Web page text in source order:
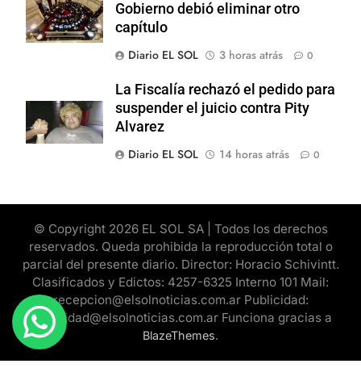
Gobierno debió eliminar otro
capítulo
Diario EL SOL
3 horas atrás 0
La Fiscalía rechazó el pedido para
suspender el juicio contra Pity
Alvarez
Diario EL SOL
14 horas atrás 0
© Copyright 2026 EL SOL SA | Todos los derechos
reservados. Queda prohibida la reproducción total o
parcial del presente diario. Director: Horacio Schivintt.
Clasificados y Edictos: 4257-6325 Interno 101 Mail:
recepcion@elsolnoticias.com.ar Publicidad:
publicidad@elsolnoticias.com.ar Funciona gracias a
BlazeThemes.